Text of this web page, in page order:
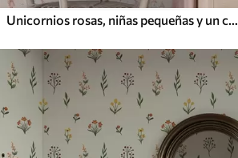
Unicornios rosas, niñas pequeñas y un castillo sobre un fondo suave